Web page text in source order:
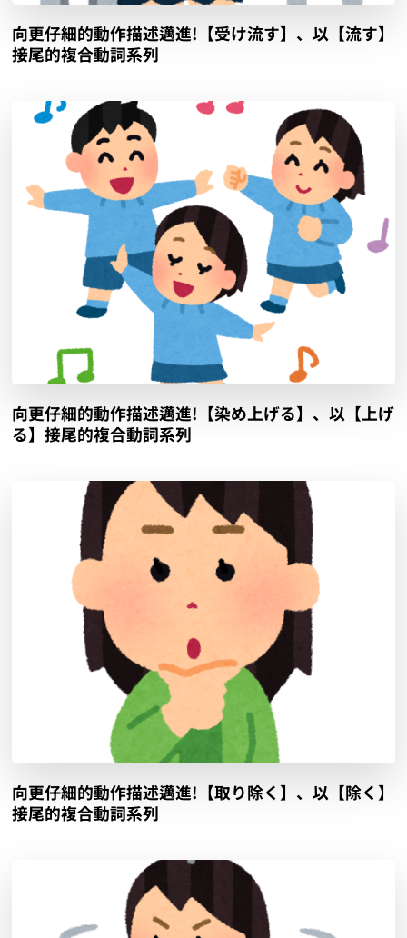
向更仔細的動作描述邁進!【受け流す】、以【流す】
接尾的複合動詞系列
向更仔細的動作描述邁進!【染め上げる】、以【上げ
る】接尾的複合動詞系列
向更仔細的動作描述邁進!【取り除く】、以【除く】
接尾的複合動詞系列